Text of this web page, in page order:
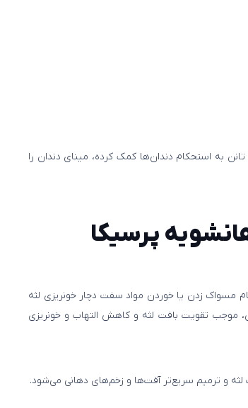
به استحکام دندان‌ها کمک کرده، مینای دندان را
پرسیکا
مسواک زدن یا خوردن مواد سفت دچار خونریزی لثه
موجب تقویت بافت لثه و کاهش التهاب و خونریزی
و ترمیم سریع‌تر آفت‌ها و زخم‌های دهانی می‌شود.